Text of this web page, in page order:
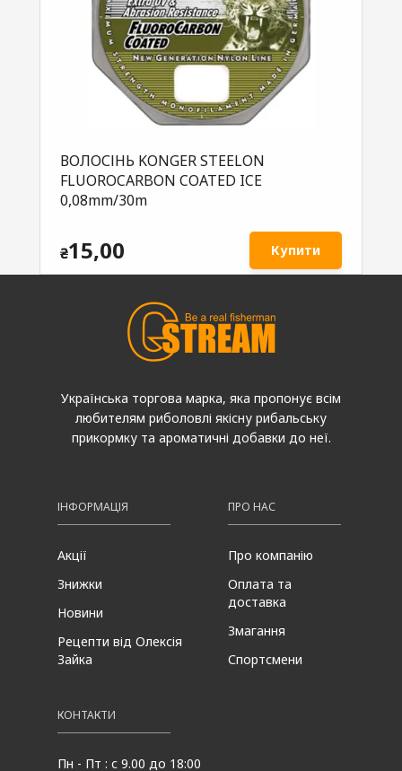
ВОЛОСІНЬ KONGER STEELON
FLUOROCARBON COATED ICE
0,08mm/30m
₴15,00 Купити
Українська торгова марка, яка пропонує всім
любителям риболовлі якісну рибальську
прикормку та ароматичні добавки до неї.
ІНФОРМАЦІЯ
Акції
Знижки
Новини
Рецепти від Олексія
Зайка
ПРО НАС
Про компанію
Оплата та
доставка
Змагання
Спортсмени
КОНТАКТИ
Пн - Пт : с 9.00 до 18:00